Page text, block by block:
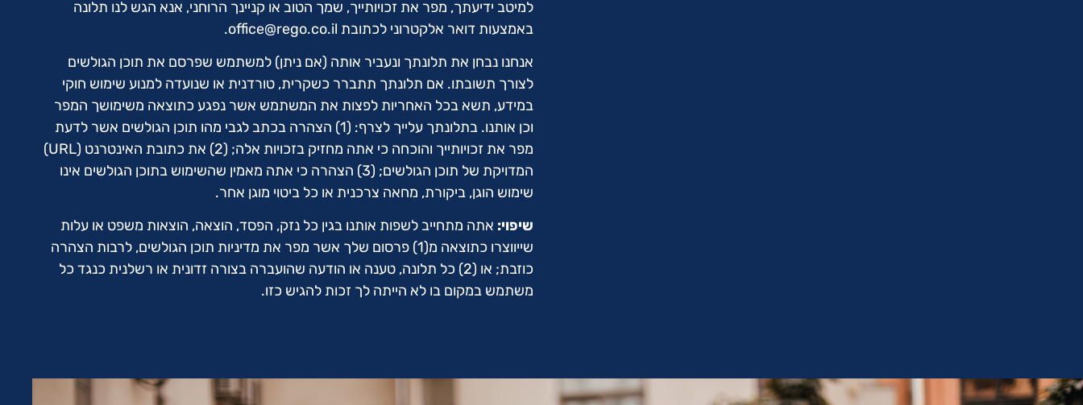
למיטב ידיעתך, מפר את זכויותייך, שמך הטוב או קניינך הרוחני, אנא הגש לנו תלונה
באמצעות דואר אלקטרוני לכתובת office@rego.co.il
.
אנחנו נבחן את תלונתך ונעביר אותה (אם ניתן) למשתמש שפרסם את תוכן הגולשים
לצורך תשובתו. אם תלונתך תתברר כשקרית, טורדנית או שנועדה למנוע שימוש חוקי
במידע, תשא בכל האחריות לפצות את המשתמש אשר נפגע כתוצאה משימושך המפר
וכן אותנו. בתלונתך עלייך לצרף: (1) הצהרה בכתב לגבי מהו תוכן הגולשים אשר לדעת
מפר את זכויותייך והוכחה כי אתה מחזיק בזכויות אלה; (2) את כתובת האינטרנט (URL)
המדויקת של תוכן הגולשים; (3) הצהרה כי אתה מאמין שהשימוש בתוכן הגולשים אינו
שימוש הוגן, ביקורת, מחאה צרכנית או כל ביטוי מוגן אחר.
שיפוי: אתה מתחייב לשפות אותנו בגין כל נזק, הפסד, הוצאה, הוצאות משפט או עלות
שייווצרו כתוצאה מ(1) פרסום שלך אשר מפר את מדיניות תוכן הגולשים, לרבות הצהרה
כוזבת; או (2) כל תלונה, טענה או הודעה שהועברה בצורה זדונית או רשלנית כנגד כל
משתמש במקום בו לא הייתה לך זכות להגיש כזו.